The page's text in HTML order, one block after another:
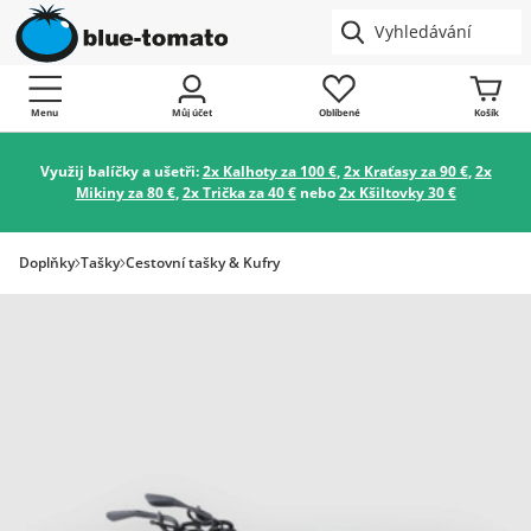
Menu Můj účet Oblíbené Košík
Využij balíčky a ušetři:2x Kalhoty za 100 €,2x Kraťasy za 90 €,2x
Mikiny za 80 €,2x Trička za 40 €nebo2x Kšiltovky 30 €
Doplňky Tašky Cestovní tašky & Kufry